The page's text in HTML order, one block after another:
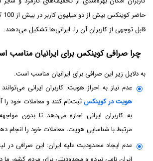
قابل توجهی از کاربران آن را، ایرانی‌ها تشکیل می‌دهند.
چرا صرافی کوینکس برای ایرانیان مناسب
به دلایل زیر این صرافی برای ایرانیان مناسب است.
عدم نیاز به احراز هویت: کاربران ایرانی
هویت در کوینکسثبت‌نام کنند و معاملات خود را
به کاربران ایرانی اجازه می‌دهد تا بدون
مرتبط با شناسایی هویت، معاملات خود را انجام
عدم ایجاد محدودیت علیه ایران: این صرافی در